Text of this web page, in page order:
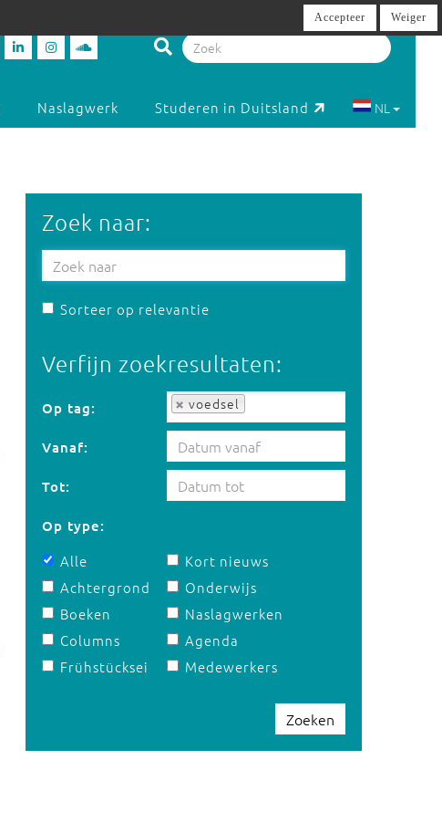
Naslagwerk Studeren in Duitsland NL
Zoek naar:
Sorteer op relevantie
Verfijn zoekresultaten:
Op tag: voedsel
Op tag:
Vanaf:
Tot:
Op type:
Alle
Achtergrond
Boeken
Columns
Frühstücksei
Kort nieuws
Onderwijs
Naslagwerken
Agenda
Medewerkers
Zoeken
Accepteer Weiger